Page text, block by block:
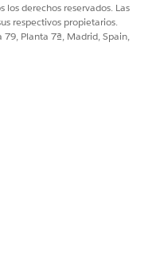
derechos reservados. Las
respectivos propietarios.
79, Planta 7ª, Madrid, Spain,